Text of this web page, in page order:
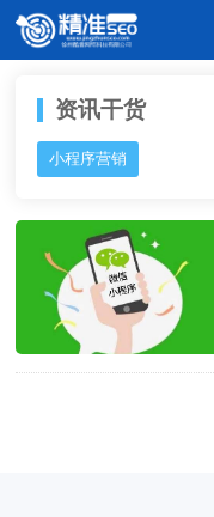
资讯干货
小程序营销